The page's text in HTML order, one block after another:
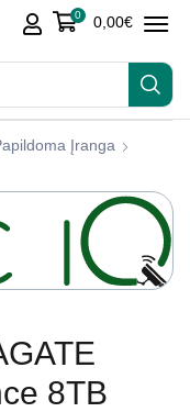
0 0,00€
Įranga
8TB